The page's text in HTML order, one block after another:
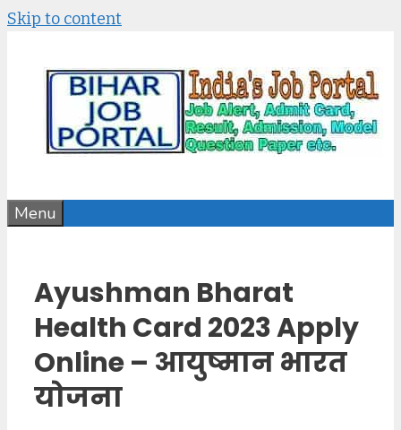
Skip to content
Menu
Ayushman Bharat
Health Card 2023 Apply
Online – आयुष्मान भारत
योजना